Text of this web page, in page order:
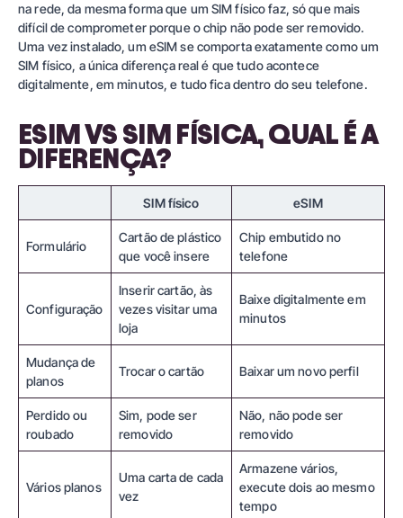
na rede, da mesma forma que um SIM físico faz, só que mais
difícil de comprometer porque o chip não pode ser removido.
Uma vez instalado, um eSIM se comporta exatamente como um
SIM físico, a única diferença real é que tudo acontece
digitalmente, em minutos, e tudo fica dentro do seu telefone.
ESIM VS SIM FÍSICA, QUAL É A
DIFERENÇA?
SIM físico eSIM
Formulário
Cartão de plástico
que você insere
Chip embutido no
telefone
Configuração
Inserir cartão, às
vezes visitar uma
loja
Baixe digitalmente em
minutos
Mudança de
planos
Trocar o cartão Baixar um novo perfil
Perdido ou
roubado
Sim, pode ser
removido
Não, não pode ser
removido
Vários planos
Uma carta de cada
vez
Armazene vários,
execute dois ao mesmo
tempo